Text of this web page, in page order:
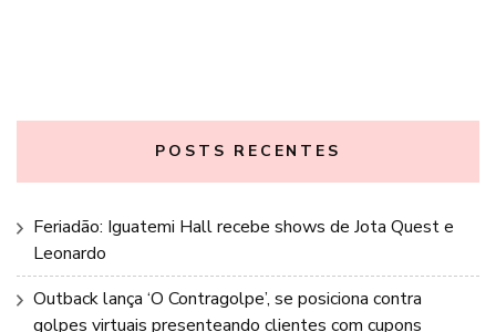
POSTS RECENTES
Feriadão: Iguatemi Hall recebe shows de Jota Quest e
Leonardo
Outback lança ‘O Contragolpe’, se posiciona contra
golpes virtuais presenteando clientes com cupons